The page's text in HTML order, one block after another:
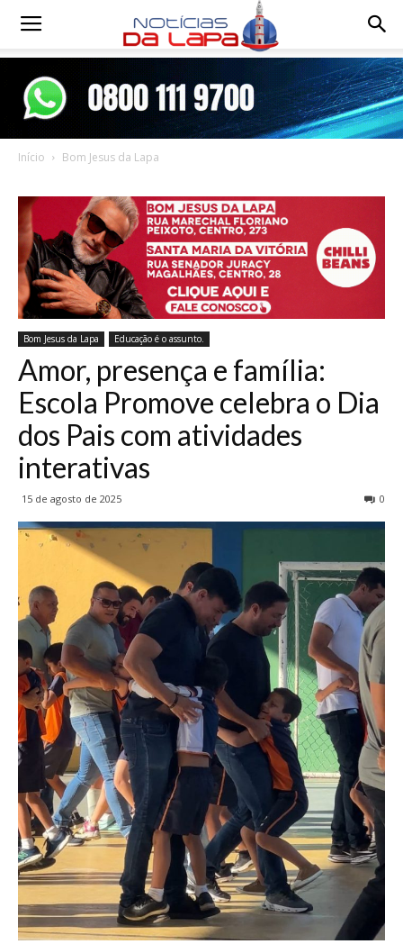
Notícias
Início Bom Jesus da Lapa
Bom Jesus da Lapa Educação é o assunto.
Amor, presença e família:
Escola Promove celebra o Dia
dos Pais com atividades
interativas
15 de agosto de 2025 0